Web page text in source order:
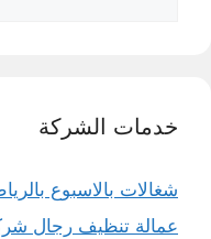
خدمات الشركة
شغالات بالاسبوع بالرياض
عمالة تنظيف رجال